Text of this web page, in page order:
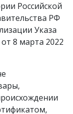
Российской
РФ
Указа
8 марта 2022